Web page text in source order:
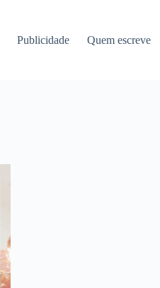
Publicidade Quem escreve